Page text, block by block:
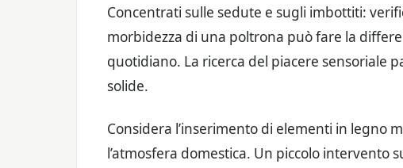
Concentrati sulle sedute e sugli imbottiti:
morbidezza di una poltrona può fare la
quotidiano. La ricerca del piacere sensoriale
solide.
Considera l’inserimento di elementi in legno
l’atmosfera domestica. Un piccolo intervento